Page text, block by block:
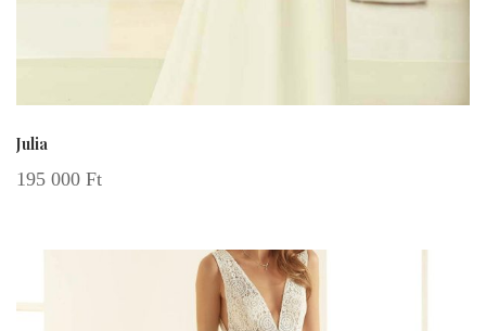
Julia
195 000 Ft